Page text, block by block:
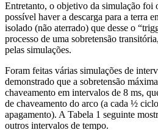
Entretanto, o objetivo da simulação foi
possível haver a descarga para a terra
isolado (não aterrado) que desse o
processo de uma sobretensão
pelas simulações.
Foram feitas várias simulações de
demonstrado que a sobretensão
chaveamento em intervalos de 8 ms,
de chaveamento do arco (a cada ½
apagamento). A Tabela 1 seguinte
outros intervalos de tempo.